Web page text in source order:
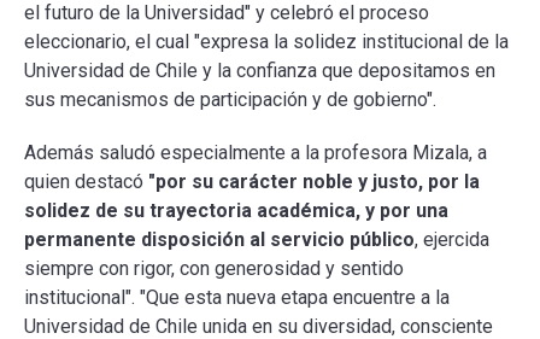
el futuro de la Universidad" y celebró el proceso
eleccionario, el cual "expresa la solidez institucional de la
Universidad de Chile y la confianza que depositamos en
sus mecanismos de participación y de gobierno".
Además saludó especialmente a la profesora Mizala, a
quien destacó "por su carácter noble y justo, por la
solidez de su trayectoria académica, y por una
permanente disposición al servicio público, ejercida
siempre con rigor, con generosidad y sentido
institucional". "Que esta nueva etapa encuentre a la
Universidad de Chile unida en su diversidad, consciente